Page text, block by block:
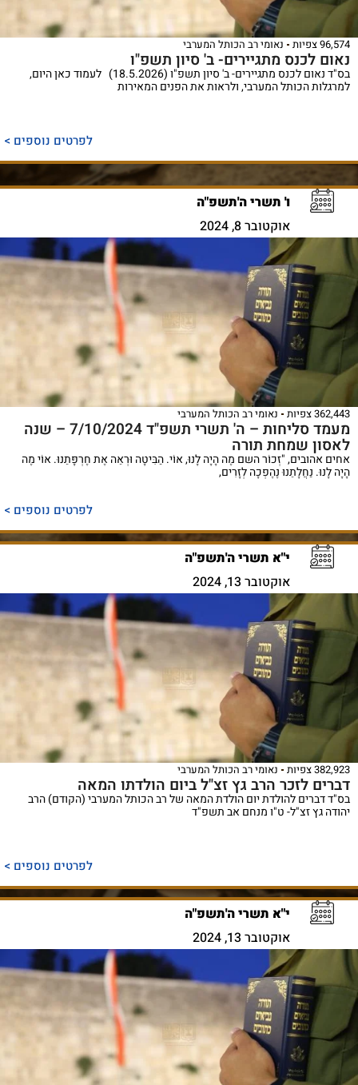
96,574 צפיות נאומי רב הכותל המערבי
נאום לכנס מתגיירים- ב' סיון תשפ"ו
בס"ד נאום לכנס מתגיירים- ב' סיון תשפ"ו (18.5.2026) לעמוד כאן היום,
למרגלות הכותל המערבי, ולראות את הפנים המאירות
לפרטים נוספים >
ו' תשרי ה'תשפ"ה
אוקטובר 8, 2024
362,443 צפיות נאומי רב הכותל המערבי
מעמד סליחות – ה' תשרי תשפ"ד 7/10/2024 – שנה
לאסון שמחת תורה
אחים אהובים, "זְכוֹר השם מֶה הָיָה לָנוּ, אוֹי. הַבִּיטָה וּרְאֵה אֶת חֶרְפָּתֵנוּ. אוֹי מֶה
הָיָה לָנוּ. נַחֲלָתֵנוּ נֶהֶפְכָה לְזָרִים,
לפרטים נוספים >
י"א תשרי ה'תשפ"ה
אוקטובר 13, 2024
382,923 צפיות נאומי רב הכותל המערבי
דברים לזכר הרב גץ זצ"ל ביום הולדתו המאה
בס"ד דברים להולדת יום הולדת המאה של רב הכותל המערבי (הקודם) הרב
יהודה גץ זצ"ל- ט"ו מנחם אב תשפ"ד
לפרטים נוספים >
י"א תשרי ה'תשפ"ה
אוקטובר 13, 2024